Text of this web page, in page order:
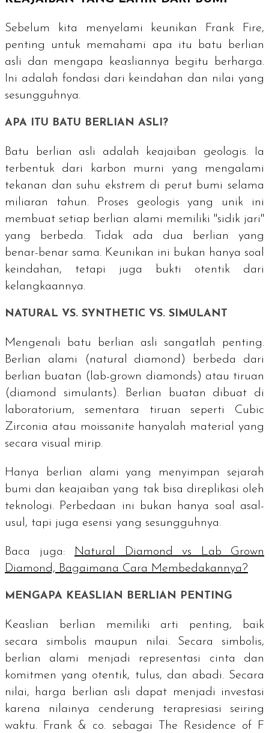
Sebelum kita menyelami keunikan Frank Fire,
penting untuk memahami apa itu batu berlian
asli dan mengapa keasliannya begitu berharga.
Ini adalah fondasi dari keindahan dan nilai yang
sesungguhnya.
APA ITU BATU BERLIAN ASLI?
Batu berlian asli adalah keajaiban geologis. Ia
terbentuk dari karbon murni yang mengalami
tekanan dan suhu ekstrem di perut bumi selama
miliaran tahun. Proses geologis yang unik ini
membuat setiap berlian alami memiliki "sidik jari"
yang berbeda. Tidak ada dua berlian yang
benar-benar sama. Keunikan ini bukan hanya soal
keindahan, tetapi juga bukti otentik dari
kelangkaannya.
NATURAL VS. SYNTHETIC VS. SIMULANT
Mengenali batu berlian asli sangatlah penting.
Berlian alami ( natural diamond ) berbeda dari
berlian buatan ( lab-grown diamonds ) atau tiruan
(diamond simulants ). Berlian buatan dibuat di
laboratorium, sementara tiruan seperti Cubic
Zirconia atau moissanite hanyalah material yang
secara visual mirip.
Hanya berlian alami yang menyimpan sejarah
bumi dan keajaiban yang tak bisa direplikasi oleh
teknologi. Perbedaan ini bukan hanya soal asal-
usul, tapi juga esensi yang sesungguhnya.
Baca juga: Natural Diamond vs Lab Grown
Diamond, Bagaimana Cara Membedakannya?
MENGAPA KEASLIAN BERLIAN PENTING
Keaslian berlian memiliki arti penting, baik
secara simbolis maupun nilai. Secara simbolis,
berlian alami menjadi representasi cinta dan
komitmen yang otentik, tulus, dan abadi. Secara
nilai, harga berlian asli dapat menjadi investasi
karena nilainya cenderung terapresiasi seiring
waktu. Frank & co. sebagai
The Residence of F